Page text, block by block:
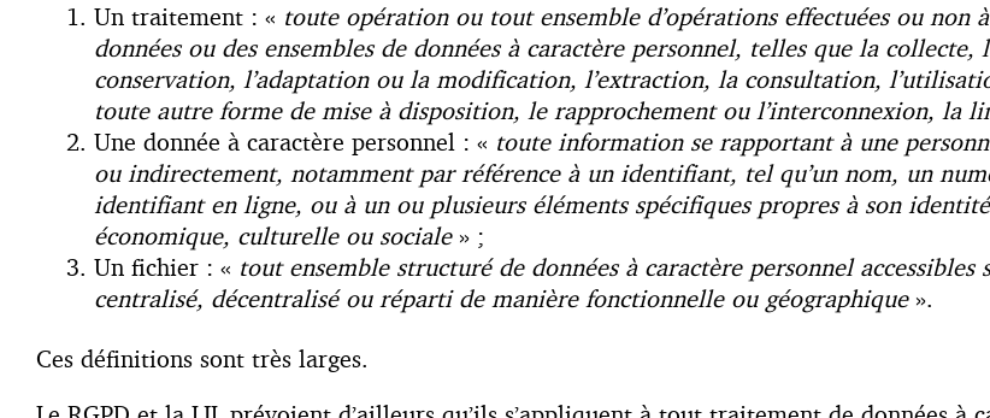
Un traitement : « toute opération ou tout ensemble d’opérations effectuées ou non
données ou des ensembles de données à caractère personnel, telles que la
conservation, l’adaptation ou la modification, l’extraction, la consultation,
toute autre forme de mise à disposition, le rapprochement ou l’interconnexion, la
Une donnée à caractère personnel : « toute information se rapportant à une
ou indirectement, notamment par référence à un identifiant, tel qu’un nom, un
identifiant en ligne, ou à un ou plusieurs éléments spécifiques propres à son
économique, culturelle ou sociale» ;
Un fichier : « tout ensemble structuré de données à caractère personnel
centralisé, décentralisé ou réparti de manière fonctionnelle ou géographique».
Ces définitions sont très larges.